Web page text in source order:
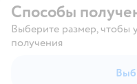
Способы
Выберите размер, чтобы
получения